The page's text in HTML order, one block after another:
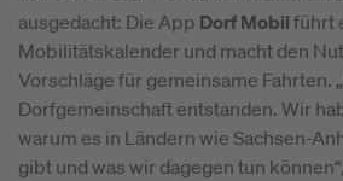
ausgedacht: Die App Dorf Mobil führt
Mobilitätskalender und macht den
Vorschläge für gemeinsame Fahrten.
Dorfgemeinschaft entstanden. Wir
warum es in Ländern wie Sachsen-
gibt und was wir dagegen tun